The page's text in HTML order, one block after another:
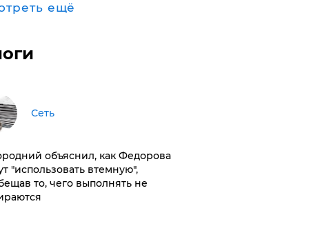
ещё
Сеть
объяснил, как Федорова
"использовать втемную",
то, чего выполнять не